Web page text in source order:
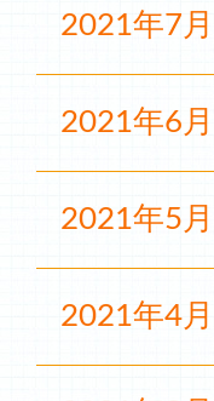
2021年7月
2021年6月
2021年5月
2021年4月